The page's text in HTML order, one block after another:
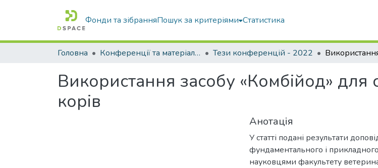
Фонди та зібранняПошук за критеріями Статистика
Головна Конференції та матеріали конференцій Тези конференцій - 2022
Використання засобу «Комбійод» для
корів
Анотація
У статті подані результати
фундаментального і
науковцями факультету